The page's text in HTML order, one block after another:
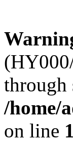
through
/home/
on line